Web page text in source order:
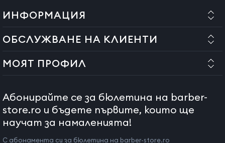
ИНФОРМАЦИЯ
ОБСЛУЖВАНЕ НА КЛИЕНТИ
МОЯТ ПРОФИЛ
Абонирайте се за бюлетина на barber-
store.ro и бъдете първите, които ще
научат за намаленията!
С абонамента си за бюлетина на barber-store.ro